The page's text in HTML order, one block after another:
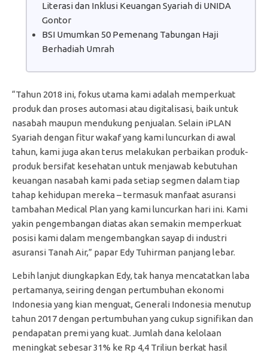
Literasi dan Inklusi Keuangan Syariah di UNIDA
Gontor
BSI Umumkan 50 Pemenang Tabungan Haji
Berhadiah Umrah
“Tahun 2018 ini, fokus utama kami adalah memperkuat
produk dan proses automasi atau digitalisasi, baik untuk
nasabah maupun mendukung penjualan. Selain iPLAN
Syariah dengan fitur wakaf yang kami luncurkan di awal
tahun, kami juga akan terus melakukan perbaikan produk-
produk bersifat kesehatan untuk menjawab kebutuhan
keuangan nasabah kami pada setiap segmen dalam tiap
tahap kehidupan mereka – termasuk manfaat asuransi
tambahan Medical Plan yang kami luncurkan hari ini. Kami
yakin pengembangan diatas akan semakin memperkuat
posisi kami dalam mengembangkan sayap di industri
asuransi Tanah Air,” papar Edy Tuhirman panjang lebar.
Lebih lanjut diungkapkan Edy, tak hanya mencatatkan laba
pertamanya, seiring dengan pertumbuhan ekonomi
Indonesia yang kian menguat, Generali Indonesia menutup
tahun 2017 dengan pertumbuhan yang cukup signifikan dan
pendapatan premi yang kuat. Jumlah dana kelolaan
meningkat sebesar 31% ke Rp 4,4 Triliun berkat hasil